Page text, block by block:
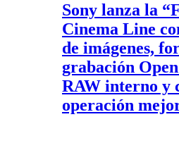
Sony lanza la
Cinema Line
de imágenes,
grabación
RAW interno y
operación